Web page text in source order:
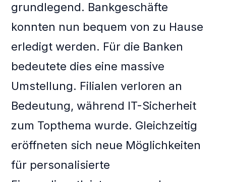
grundlegend. Bankgeschäfte
konnten nun bequem von zu Hause
erledigt werden. Für die Banken
bedeutete dies eine massive
Umstellung. Filialen verloren an
Bedeutung, während IT-Sicherheit
zum Topthema wurde. Gleichzeitig
eröffneten sich neue Möglichkeiten
für personalisierte